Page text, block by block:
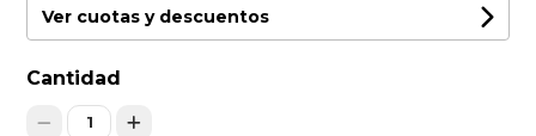
Ver cuotas y descuentos
Cantidad
1